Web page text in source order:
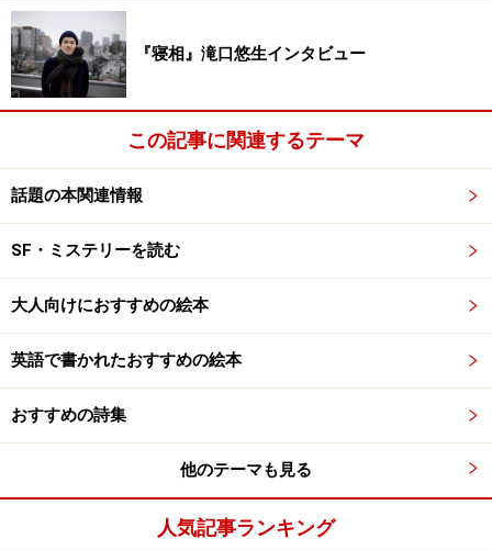
『寝相』滝口悠生インタビュー
この記事に関連するテーマ
話題の本関連情報
SF・ミステリーを読む
大人向けにおすすめの絵本
英語で書かれたおすすめの絵本
おすすめの詩集
他のテーマも見る
人気記事ランキング